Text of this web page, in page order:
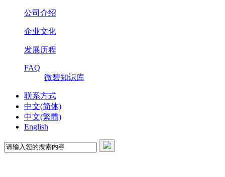
公司介绍
企业文化
发展历程
FAQ
微碧知识库
联系方式
中文(简体)
中文(繁體)
English